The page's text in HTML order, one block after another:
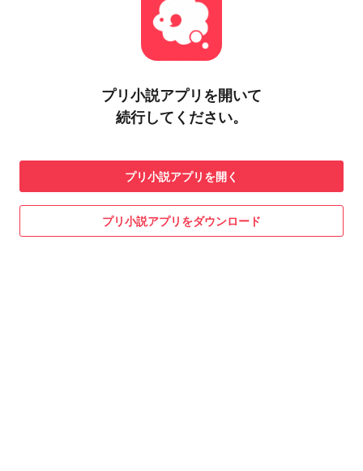
プリ小説アプリを開いて
続行してください。
プリ小説アプリを開く
プリ小説アプリをダウンロード